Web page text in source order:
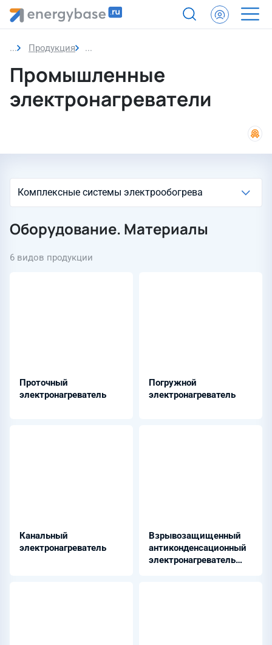
Продукция Промышленные электронагреватели
Промышленные
электронагреватели
Оборудование. Материалы
6 видов продукции
Проточный
электронагреватель
Погружной
электронагреватель
Канальный
электронагреватель
Взрывозащищенный
антиконденсационный
электронагреватель